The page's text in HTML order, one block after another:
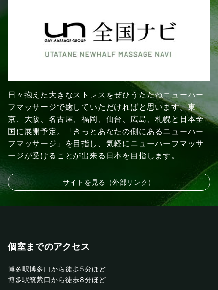
日々抱えた大きなストレスをぜひうたたねニューハー
フマッサージで癒していただければと思います。東
京、大阪、名古屋、福岡、仙台、広島、札幌と日本全
国に展開予定。「きっとあなたの側にあるニューハー
フマッサージ」を目指し、気軽にニューハーフマッサ
ージが受けることが出来る日本を目指します。
サイトを見る（外部リンク）
個室までのアクセス
博多駅博多口から徒歩5分ほど
博多駅筑紫口から徒歩8分ほど